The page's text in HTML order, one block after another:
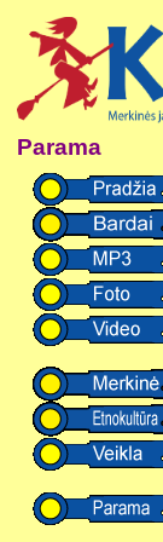
Parama